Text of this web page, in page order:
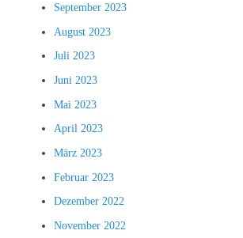
September 2023
August 2023
Juli 2023
Juni 2023
Mai 2023
April 2023
März 2023
Februar 2023
Dezember 2022
November 2022